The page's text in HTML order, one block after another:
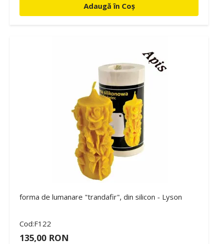
Adaugă în Coș
forma de lumanare "trandafir", din silicon - Lyson
Cod:F122
135,00 RON